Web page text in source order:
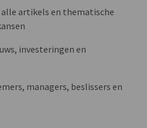
artikels en thematische
investeringen en
managers, beslissers en